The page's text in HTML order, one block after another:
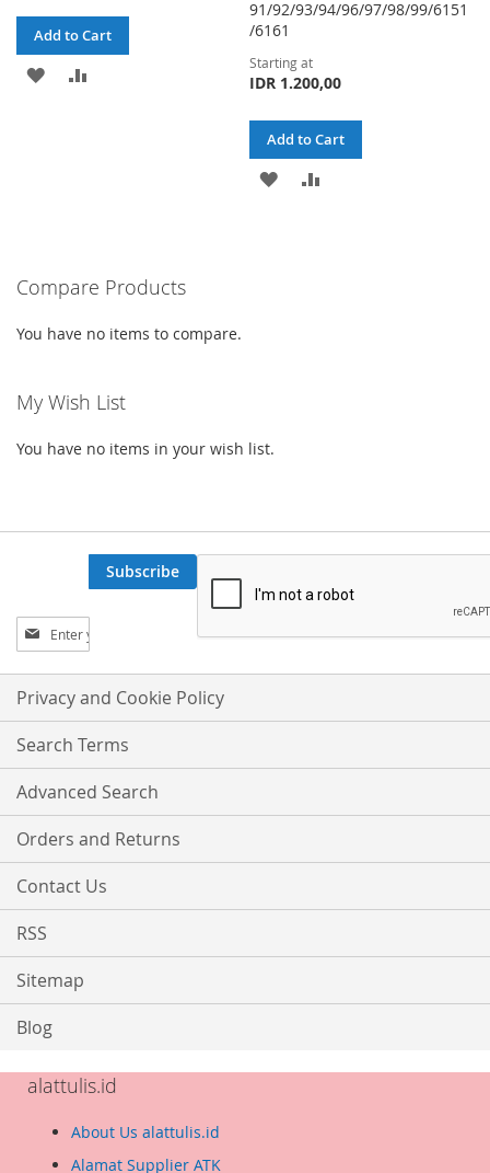
Add to Cart
ADD
91/92/93/94/96/97/98/99/6151
/6161
Starting at
IDR 1.200,00
Add to Cart
ADD
Compare Products
You have no items to compare.
My Wish List
You have no items in your wish list.
Sign
Up
for
Our
Newsletter:
Subscribe
Privacy and Cookie Policy
Search Terms
Advanced Search
Orders and Returns
Contact Us
RSS
Sitemap
Blog
alattulis.id
About Us alattulis.id
Alamat Supplier ATK